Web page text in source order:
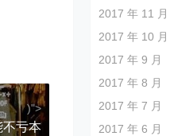
)">
不亏本
2017 年 11 月
2017 年 10 月
2017 年 9 月
2017 年 8 月
2017 年 7 月
2017 年 6 月